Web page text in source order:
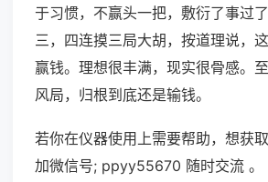
于习惯，不赢头一把，敷衍了事过了
三，四连摸三局大胡，按道理说，
赢钱。理想很丰满，现实很骨感。
风局，归根到底还是输钱。
若你在仪器使用上需要帮助，想获
加微信号; ppyy55670 随时交流 。